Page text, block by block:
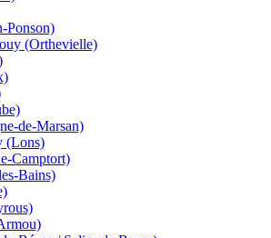
Ponson)
(Orthevielle)
de-Marsan)
(Lons)
Camptort)
Bains)